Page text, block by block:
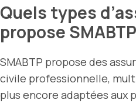
Quels types
propose
SMABTP propose des
civile professionnelle,
plus encore adaptées aux